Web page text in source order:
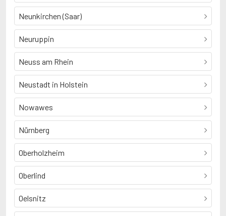
Neunkirchen (Saar)
Neuruppin
Neuss am Rhein
Neustadt in Holstein
Nowawes
Nürnberg
Oberholzheim
Oberlind
Oelsnitz